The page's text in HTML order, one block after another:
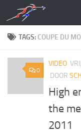
Doorgaan naar
TAGS: COUPE DU
0
VIDEO
DOOR
High
the
2011